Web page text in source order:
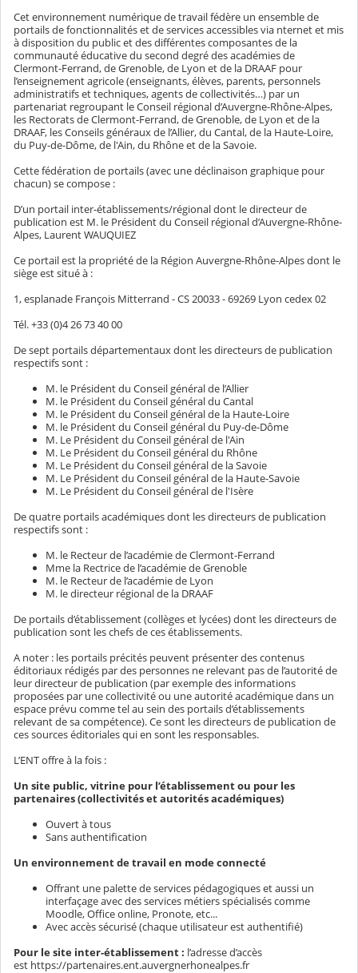
Cet environnement numérique de travail fédère un ensemble de
portails de fonctionnalités et de services accessibles via nternet et mis
à disposition du public et des différentes composantes de la
communauté éducative du second degré des académies de
Clermont-Ferrand, de Grenoble, de Lyon et de la DRAAF pour
l’enseignement agricole (enseignants, élèves, parents, personnels
administratifs et techniques, agents de collectivités…) par un
partenariat regroupant le Conseil régional d’Auvergne-Rhône-Alpes,
les Rectorats de Clermont-Ferrand, de Grenoble, de Lyon et de la
DRAAF, les Conseils généraux de l’Allier, du Cantal, de la Haute-Loire,
du Puy-de-Dôme, de l'Ain, du Rhône et de la Savoie.
Cette fédération de portails (avec une déclinaison graphique pour
chacun) se compose :
D’un portail inter-établissements/régional dont le directeur de
publication est M. le Président du Conseil régional d’Auvergne-Rhône-
Alpes, Laurent WAUQUIEZ
Ce portail est la propriété de la Région Auvergne-Rhône-Alpes dont le
siège est situé à :
1, esplanade François Mitterrand - CS 20033 - 69269 Lyon cedex 02
Tél. +33 (0)4 26 73 40 00
De sept portails départementaux dont les directeurs de publication
respectifs sont :
M. le Président du Conseil général de l’Allier
M. le Président du Conseil général du Cantal
M. le Président du Conseil général de la Haute-Loire
M. le Président du Conseil général du Puy-de-Dôme
M. Le Président du Conseil général de l'Ain
M. Le Président du Conseil général du Rhône
M. Le Président du Conseil général de la Savoie
M. Le Président du Conseil général de la Haute-Savoie
M. Le Président du Conseil général de l'Isère
De quatre portails académiques dont les directeurs de publication
respectifs sont :
M. le Recteur de l’académie de Clermont-Ferrand
Mme la Rectrice de l’académie de Grenoble
M. le Recteur de l’académie de Lyon
M. le directeur régional de la DRAAF
De portails d’établissement (collèges et lycées) dont les directeurs de
publication sont les chefs de ces établissements.
A noter : les portails précités peuvent présenter des contenus
éditoriaux rédigés par des personnes ne relevant pas de l’autorité de
leur directeur de publication (par exemple des informations
proposées par une collectivité ou une autorité académique dans un
espace prévu comme tel au sein des portails d’établissements
relevant de sa compétence). Ce sont les directeurs de publication de
ces sources éditoriales qui en sont les responsables.
L’ENT offre à la fois :
Un site public, vitrine pour l’établissement ou pour les
partenaires (collectivités et autorités académiques)
Ouvert à tous
Sans authentification
Un environnement de travail en mode connecté
Offrant une palette de services pédagogiques et aussi un
interfaçage avec des services métiers spécialisés comme
Moodle, Office online, Pronote, etc...
Avec accès sécurisé (chaque utilisateur est authentifié)
Pour le site inter-établissement : l’adresse d’accès
est https://partenaires.ent.auvergnerhonealpes.fr